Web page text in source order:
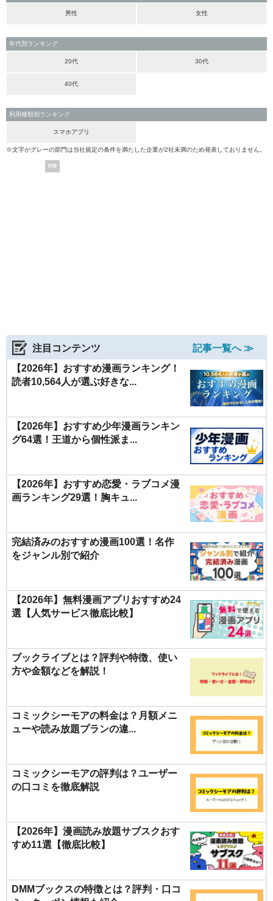
男性 女性
年代別ランキング
20代 30代
40代
利用種類別ランキング
スマホアプリ
※文字がグレーの部門は当社規定の条件を満たした企業が2社未満のため発表しておりません。
PR
注目コンテンツ
記事一覧へ ≫
【2026年】おすすめ漫画ランキング！
読者10,564人が選ぶ好きな...
【2026年】おすすめ少年漫画ランキン
グ64選！王道から個性派ま...
【2026年】おすすめ恋愛・ラブコメ漫
画ランキング29選！胸キュ...
完結済みのおすすめ漫画100選！名作
をジャンル別で紹介
【2026年】無料漫画アプリおすすめ24
選【人気サービス徹底比較】
ブックライブとは？評判や特徴、使い
方や金額などを解説！
コミックシーモアの料金は？月額メニ
ューや読み放題プランの違...
コミックシーモアの評判は？ユーザー
の口コミを徹底解説
【2026年】漫画読み放題サブスクおす
すめ11選【徹底比較】
DMMブックスの特徴とは？評判・口コ